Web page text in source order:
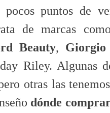
puntos de
de marcas
Beauty,
Riley. Algunas
otras las
dónde